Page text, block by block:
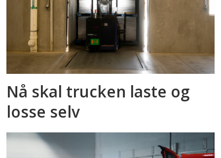
Nå skal trucken laste og
losse selv